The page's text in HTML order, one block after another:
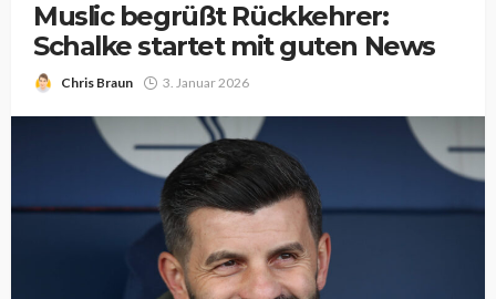
Muslic begrüßt Rückkehrer:
Schalke startet mit guten News
Chris Braun 3. Januar 2026